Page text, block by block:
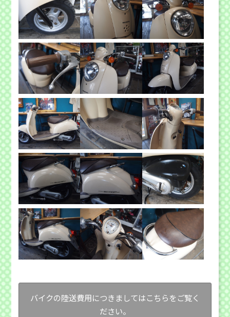
バイクの陸送費用につきましてはこちらをご覧く
ださい。